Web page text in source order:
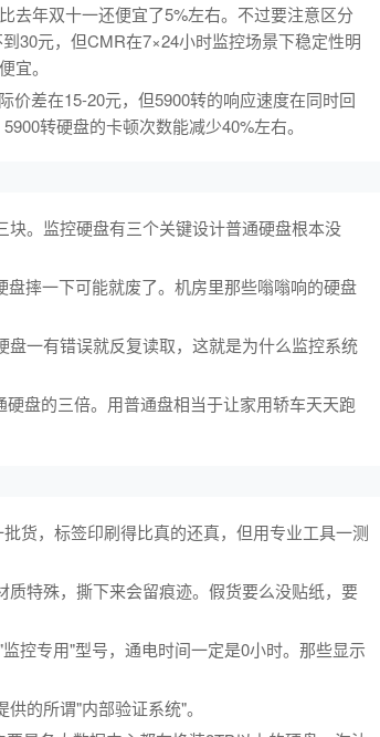
去年双十一还便宜了5%左右。不过要注意区分
30元，但CMR在7×24小时监控场景下稳定性明
宜。
价差在15-20元，但5900转的响应速度在同时回
转硬盘的卡顿次数能减少40%左右。
。监控硬盘有三个关键设计普通硬盘根本没
摔一下可能就废了。机房里那些嗡嗡响的硬盘
一有错误就反复读取，这就是为什么监控系统
盘的三倍。用普通盘相当于让家用轿车天天跑
货，标签印刷得比真的还真，但用专业工具一测
特殊，撕下来会留痕迹。假货要么没贴纸，要
控专用"型号，通电时间一定是0小时。那些显示
的所谓"内部验证系统"。